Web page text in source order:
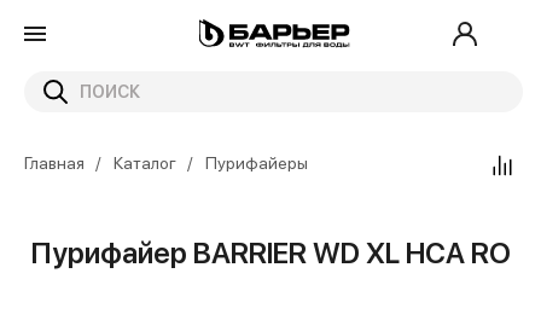
Главная Каталог Пурифайеры
Пурифайер BARRIER WD XL HCA RO